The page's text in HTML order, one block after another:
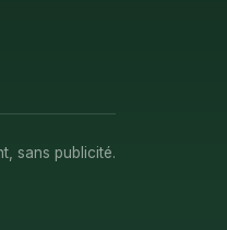
sans publicité.